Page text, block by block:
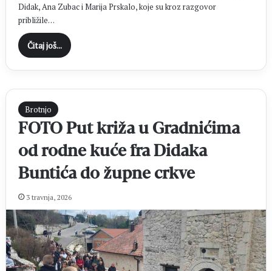
Didak, Ana Zubac i Marija Prskalo, koje su kroz razgovor
približile…
Čitaj još...
Brotnjo
FOTO Put križa u Gradnićima
od rodne kuće fra Didaka
Buntića do župne crkve
3 travnja, 2026